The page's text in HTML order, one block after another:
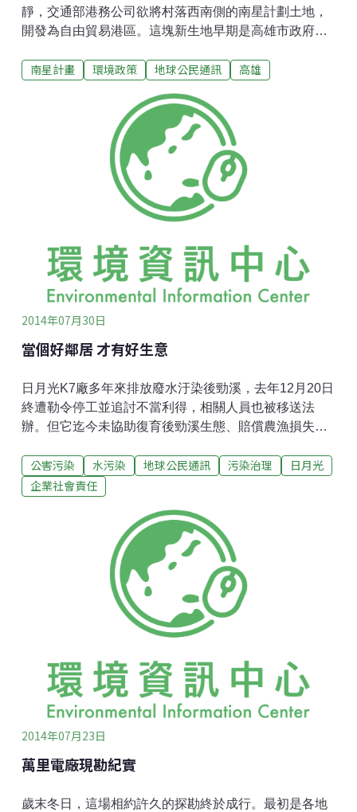
靜，交通部港務公司欲將村落西南側的南星計劃土地，
開發為自由貿易港區。這塊新生地早期是高雄市政府以
無處可去的焚化爐灰渣、建築廢土、煉鋼的爐渣、電廠
來經市府規劃、環評，美其名為南星計劃。 原先從事
農、漁業，擁有大片純淨沙灘及海域的大林蒲居民，早
已因中鋼、中船、台電大林電廠、中油大林廠等大型工
廠進駐，被迫交出良田美地（低價徵收）。在那個沒有
人喊土地正義的年代，一兩萬人只能噤聲忍受霸凌，屈
居於西南角。 從此，世居此地的民眾出門得先穿過大片
工業區，與大卡車、油罐車爭道，越過重重的大煙囪與
500工廠，污染物混雜在大林蒲人長年掩鼻的北風中，
而竟然沒有人能告訴他們，那空氣中該死的致癌物到底
有幾種！ 空氣被污染了，相依
南星計畫 環境政策 地球公民通訊 高雄
2014年07月30日
當個好鄰居 才有好生意
日月光K7廠多年來排放廢水汙染後勁溪，去年12月20日
終遭勒令停工並追討不當利得，相關人員也被移送法
辦。但它迄今未協助復育後勁溪生態、賠償農漁損失、
服裁處提起上訴，停工3天就急著復工。種種唯利是圖的
惡行，違反電子產業改革的趨勢，讓來自全球18國、50
同時也呼籲日月光的採購商負起產業鏈管理責任，督促
日月光負起企業社會責任，做出對的事情。電子科技產
業因為產品週期短、製程快速變化、使用千百種有害物
質，對環境、居民與勞工健康帶來負面的衝擊。在各國
組織努力下，近年來開始朝向強調「企業社會責任」革
新，要求企業降低環境衝擊，公開相關資訊，保障居
民、勞工、NGO等利害關係人的監督權。業界因此發展
是，日月光違反了這一切，讓它曾獲得的無數認證蒙
羞。今年2月，我們便與台
公害污染 水污染 地球公民通訊 污染治理
日月光
企業社會責任
2014年07月23日
萬里電廠現勘紀實
歲末冬日，這場相約許久的探勘終於成行。最初是各地